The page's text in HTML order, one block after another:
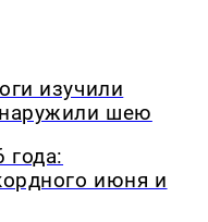
изучили
шею
года:
июня и